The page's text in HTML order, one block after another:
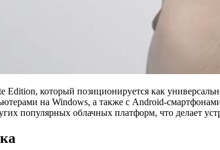
который позиционируется как
на Windows, а также с Android-
популярных облачных платформ, что делает